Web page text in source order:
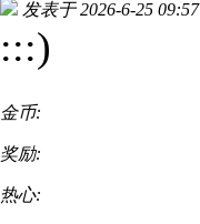
发表于 2026-6-25 09:57
:::)
金币:
奖励:
热心: